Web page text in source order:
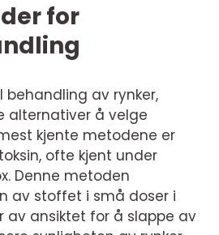
for
behandling av rynker,
alternativer å velge
kjente metodene er
ofte kjent under
Denne metoden
av stoffet i små doser i
av ansiktet for å slappe av